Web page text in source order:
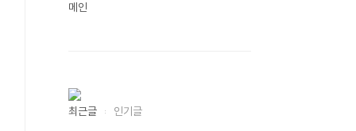
메인
최근글 인기글